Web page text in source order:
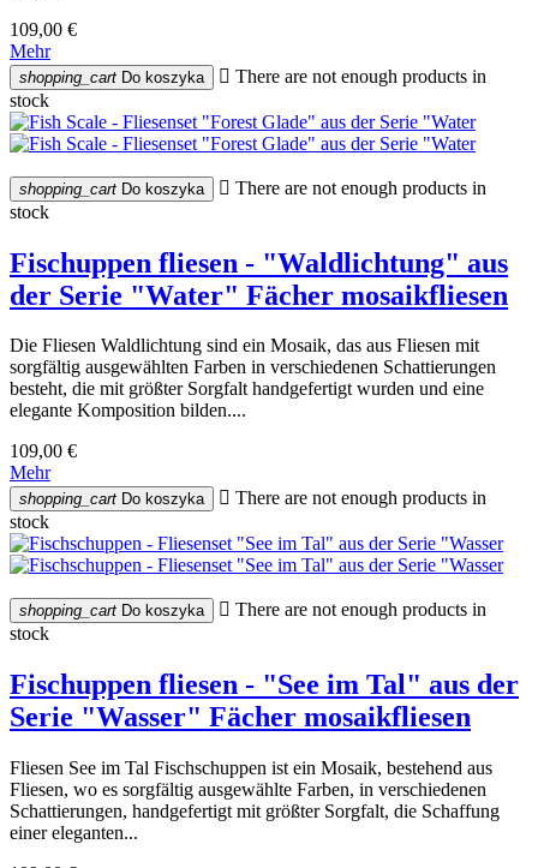
109,00 €
Mehr
shopping_cart Do koszyka  There are not enough products in
stock
shopping_cart Do koszyka  There are not enough products in
stock
Fischuppen fliesen - "Waldlichtung" aus
der Serie "Water" Fächer mosaikfliesen
Die Fliesen Waldlichtung sind ein Mosaik, das aus Fliesen mit
sorgfältig ausgewählten Farben in verschiedenen Schattierungen
besteht, die mit größter Sorgfalt handgefertigt wurden und eine
elegante Komposition bilden....
109,00 €
Mehr
shopping_cart Do koszyka  There are not enough products in
stock
shopping_cart Do koszyka  There are not enough products in
stock
Fischuppen fliesen - "See im Tal" aus der
Serie "Wasser" Fächer mosaikfliesen
Fliesen See im Tal Fischschuppen ist ein Mosaik, bestehend aus
Fliesen, wo es sorgfältig ausgewählte Farben, in verschiedenen
Schattierungen, handgefertigt mit größter Sorgfalt, die Schaffung
einer eleganten...